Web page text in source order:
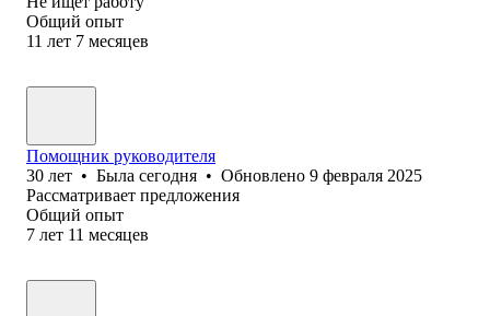
Общий опыт
11 лет 7 месяцев
Помощник руководителя
30 лет • Была сегодня • Обновлено 9 февраля 2025
Рассматривает предложения
Общий опыт
7 лет 11 месяцев